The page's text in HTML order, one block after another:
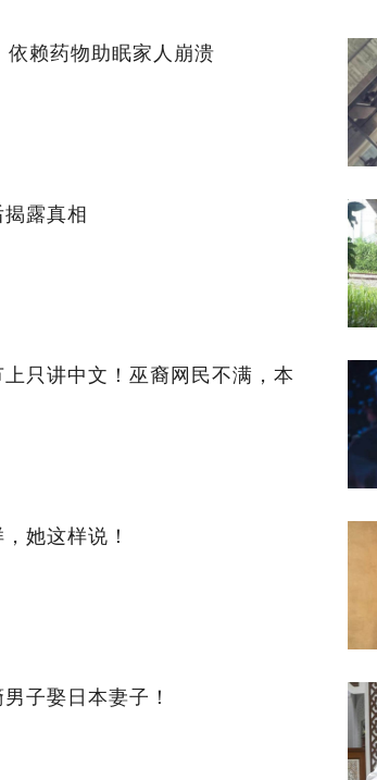
赖药物助眠家人崩溃
露真相
只讲中文！巫裔网民不满，本
她这样说！
子娶日本妻子！